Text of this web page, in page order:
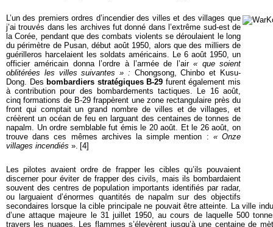
L’un des premiers ordres d’incendier des villes et des villages que
j’ai trouvés dans les archives fut donné dans l’extrême sud-est de
la Corée, pendant que des combats violents se déroulaient le long
du périmètre de Pusan, début août 1950, alors que des milliers de
guérilleros harcelaient les soldats américains. Le 6 août 1950, un
officier américain donna l’ordre à l’armée de l’air« que soient
oblitérées les villes suivantes » : Chongsong, Chinbo et Kusu-
Dong. Des bombardiers stratégiques B-29 furent également mis
à contribution pour des bombardements tactiques. Le 16 août,
cinq formations de B-29 frappèrent une zone rectangulaire près du
front qui comptait un grand nombre de villes et de villages, et
créèrent un océan de feu en larguant des centaines de tonnes de
napalm. Un ordre semblable fut émis le 20 août. Et le 26 août, on
trouve dans ces mêmes archives la simple mention : « Onze
villages incendiés ». [4]
Les pilotes avaient ordre de frapper les cibles qu’ils pouvaient
discerner pour éviter de frapper des civils, mais ils bombardaient
souvent des centres de population importants identifiés par radar,
ou larguaient d’énormes quantités de napalm sur des objectifs
secondaires lorsque la cible principale ne pouvait être atteinte. La ville
d’une attaque majeure le 31 juillet 1950, au cours de laquelle 500
travers les nuages. Les flammes s’élevèrent jusqu’à une centaine de